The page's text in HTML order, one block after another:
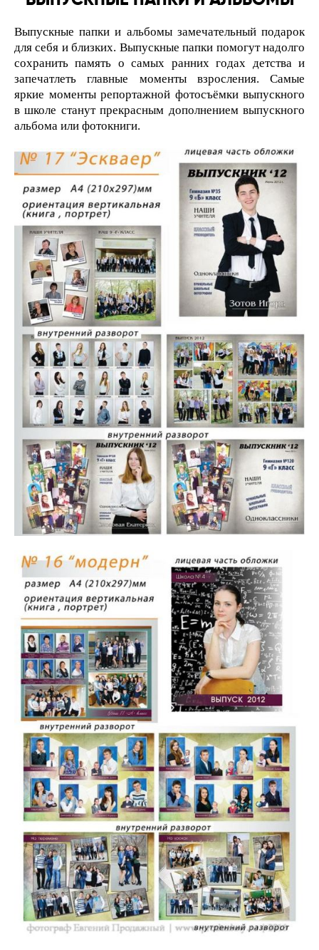
Выпускные папки и альбомы замечательный подарок
для себя и близких. Выпускные папки помогут надолго
сохранить память о самых ранних годах детства и
запечатлеть главные моменты взросления. Самые
яркие моменты репортажной фотосъёмки выпускного
в школе станут прекрасным дополнением выпускного
альбома или фотокниги.